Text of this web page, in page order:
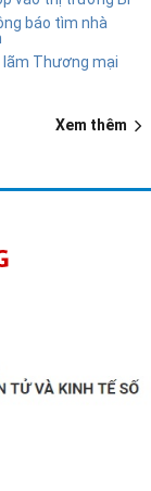
báo tìm nhà
Thương mại
Xem thêm